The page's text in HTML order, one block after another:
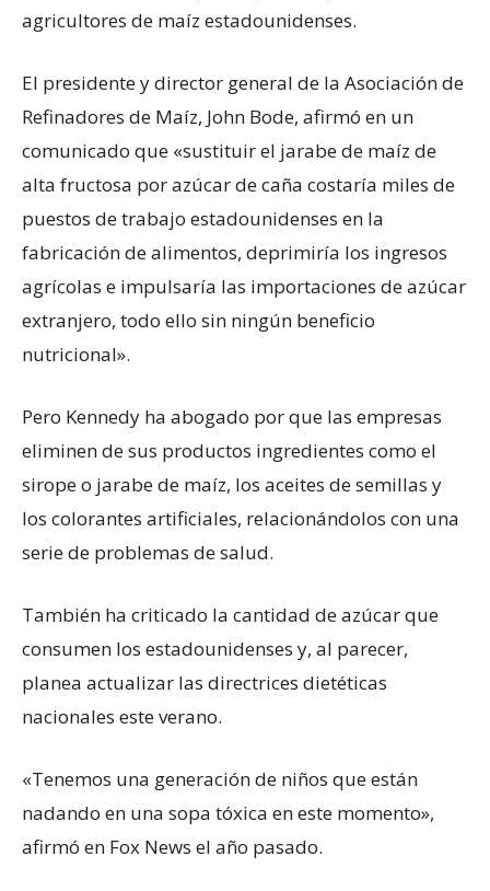
agricultores de maíz estadounidenses.
El presidente y director general de la Asociación de
Refinadores de Maíz, John Bode, afirmó en un
comunicado que «sustituir el jarabe de maíz de
alta fructosa por azúcar de caña costaría miles de
puestos de trabajo estadounidenses en la
fabricación de alimentos, deprimiría los ingresos
agrícolas e impulsaría las importaciones de azúcar
extranjero, todo ello sin ningún beneficio
nutricional».
Pero Kennedy ha abogado por que las empresas
eliminen de sus productos ingredientes como el
sirope o jarabe de maíz, los aceites de semillas y
los colorantes artificiales, relacionándolos con una
serie de problemas de salud.
También ha criticado la cantidad de azúcar que
consumen los estadounidenses y, al parecer,
planea actualizar las directrices dietéticas
nacionales este verano.
«Tenemos una generación de niños que están
nadando en una sopa tóxica en este momento»,
afirmó en Fox News el año pasado.